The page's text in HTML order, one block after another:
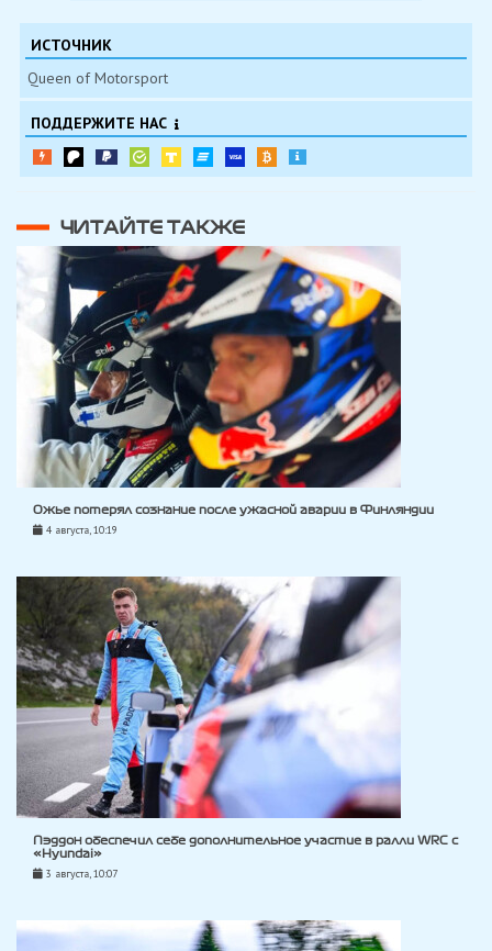
ИСТОЧНИК
Queen of Motorsport
ПОДДЕРЖИТЕ НАС
ЧИТАЙТЕ ТАКЖЕ
Ожье потерял сознание после ужасной аварии в Финляндии
4 августа, 10:19
Пэддон обеспечил себе дополнительное участие в ралли WRC с
«Hyundai»
3 августа, 10:07